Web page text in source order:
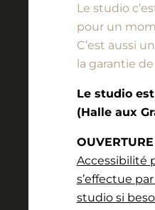
Le studio
pour un
C’est aussi
la garantie
Le studio
(Halle aux
Accessibilité
s’effectue
studio si